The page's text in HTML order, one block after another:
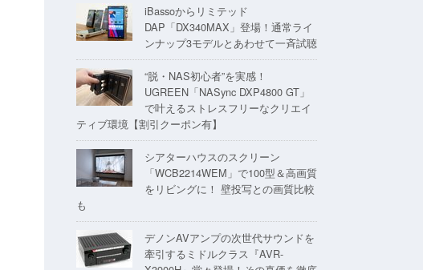
iBassoからリミテッド
DAP「DX340MAX」登場！通常ライ
ンナップ3モデルとあわせて一斉試聴
“脱・NAS初心者”を実感！
UGREEN「NASync DXP4800 GT」
で叶えるストレスフリーなクリエイ
ティブ環境【割引クーポン有】
シアターハウスのスクリーン
「WCB2214WEM」で100型＆高画質
をリビングに！ 壁投写との画質比較
も
デノンAVアンプの次世代サウンドを
牽引するミドルクラス『AVR-